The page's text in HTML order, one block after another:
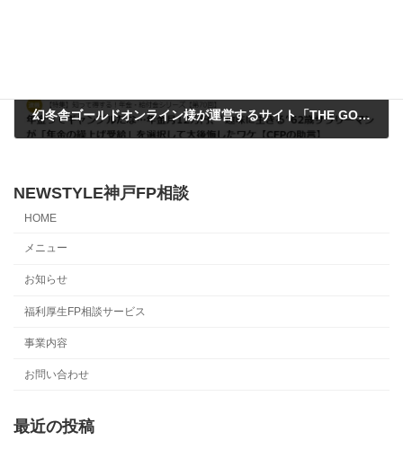
幻冬舎ゴールドオンライン様が運営するサイト「THE GOLD60」で記事を執筆させていただきました。
NEWSTYLE神戸FP相談
HOME
メニュー
お知らせ
福利厚生FP相談サービス
事業内容
お問い合わせ
最近の投稿